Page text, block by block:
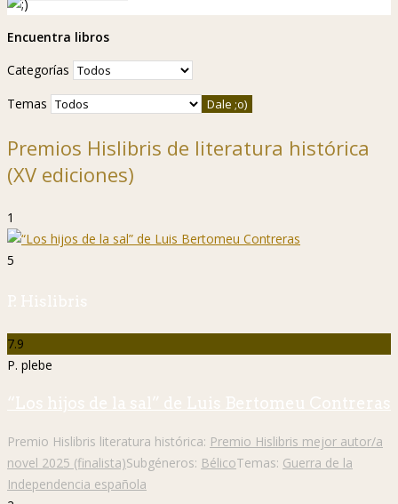
Encuentra libros
Categorías
Temas
Premios Hislibris de literatura histórica
(XV ediciones)
1
5
P. Hislibris
7.9
P. plebe
“Los hijos de la sal” de Luis Bertomeu Contreras
Premio Hislibris literatura histórica: Premio Hislibris mejor autor/a
novel 2025 (finalista)Subgéneros: BélicoTemas: Guerra de la
Independencia española